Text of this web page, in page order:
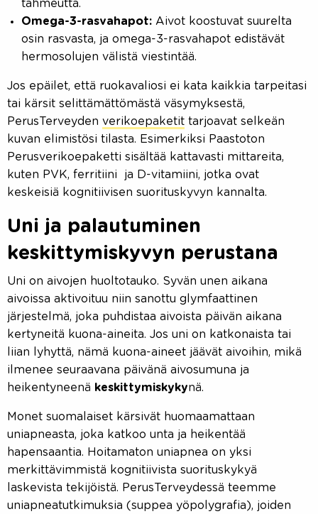
tahmeutta.
Omega-3-rasvahapot: Aivot koostuvat suurelta
osin rasvasta, ja omega-3-rasvahapot edistävät
hermosolujen välistä viestintää.
Jos epäilet, että ruokavaliosi ei kata kaikkia tarpeitasi
tai kärsit selittämättömästä väsymyksestä,
PerusTerveyden verikoepaketit tarjoavat selkeän
kuvan elimistösi tilasta. Esimerkiksi Paastoton
Perusverikoepaketti sisältää kattavasti mittareita,
kuten PVK, ferritiini ja D-vitamiini, jotka ovat
keskeisiä kognitiivisen suorituskyvyn kannalta.
Uni ja palautuminen
keskittymiskyvyn perustana
Uni on aivojen huoltotauko. Syvän unen aikana
aivoissa aktivoituu niin sanottu glymfaattinen
järjestelmä, joka puhdistaa aivoista päivän aikana
kertyneitä kuona-aineita. Jos uni on katkonaista tai
liian lyhyttä, nämä kuona-aineet jäävät aivoihin, mikä
ilmenee seuraavana päivänä aivosumuna ja
heikentyneenä keskittymiskykynä.
Monet suomalaiset kärsivät huomaamattaan
uniapneasta, joka katkoo unta ja heikentää
hapensaantia. Hoitamaton uniapnea on yksi
merkittävimmistä kognitiivista suorituskykyä
laskevista tekijöistä. PerusTerveydessä teemme
uniapneatutkimuksia (suppea yöpolygrafia), joiden